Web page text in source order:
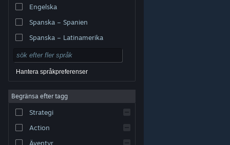
varumärken tillhör respektive ägare i USA och andra
Tillgänglighet
Återbetalningar|
Engelska
Spanska – Spanien
Spanska – Latinamerika
Hantera språkpreferenser
Begränsa efter tagg
Strategi
Action
Äventyr